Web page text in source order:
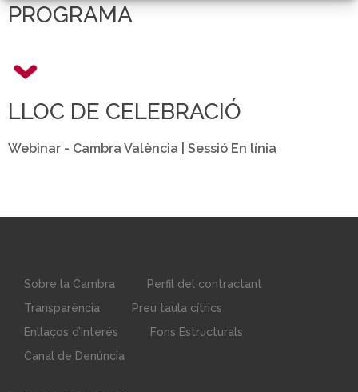
PROGRAMA
LLOC DE CELEBRACIÓ
Webinar - Cambra València | Sessió En línia
Sobre la Cambra
Perfil del contractant
Transparència
Preu taula cítrics
Enllaços d’Interés
Fons Estructurals
Canal de Denúncia